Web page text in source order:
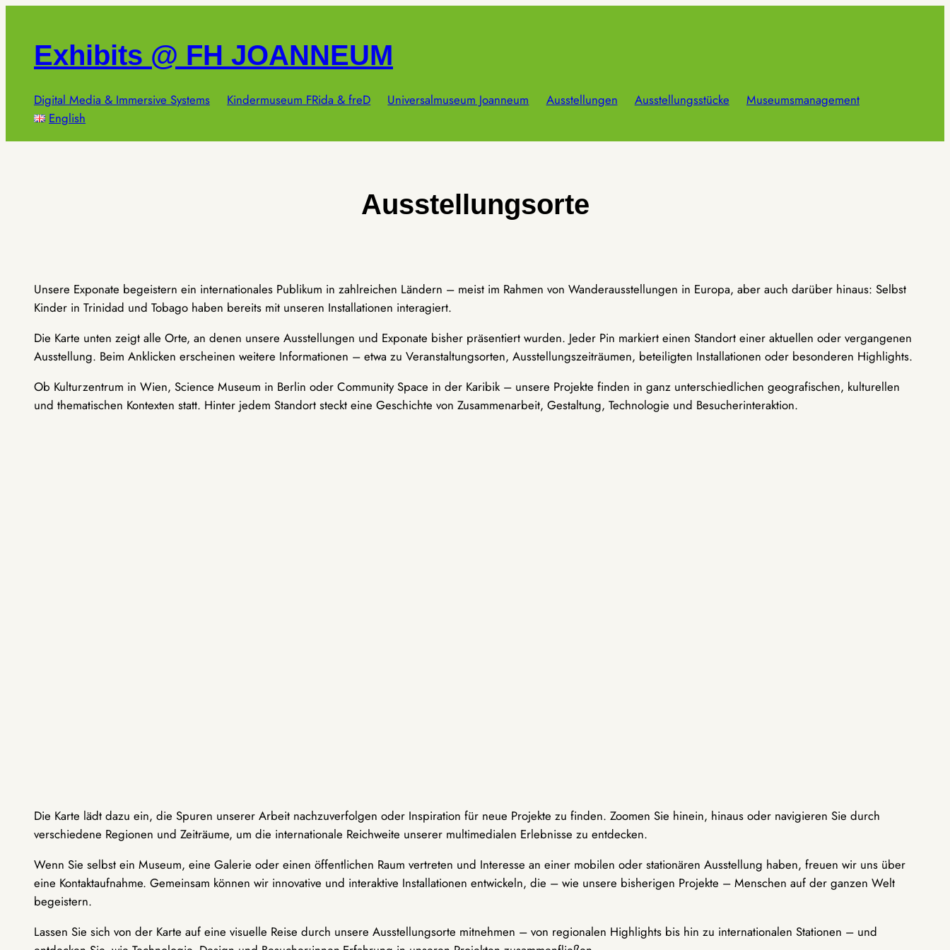
springenExhibits @ FH JOANNEUM
Digital Media & Immersive Systems Kindermuseum FRida & freD Universalmuseum Joanneum Ausstellungen Ausstellungsstücke
Museumsmanagement
English
Ausstellungsorte
Unsere Exponate begeistern ein internationales Publikum in zahlreichen Ländern – meist im Rahmen von Wanderausstellungen in Europa, aber auch darüber hinaus: Selbst
Kinder in Trinidad und Tobago haben bereits mit unseren Installationen interagiert.
Die Karte unten zeigt alle Orte, an denen unsere Ausstellungen und Exponate bisher präsentiert wurden. Jeder Pin markiert einen Standort einer aktuellen oder vergangenen
Ausstellung. Beim Anklicken erscheinen weitere Informationen – etwa zu Veranstaltungsorten, Ausstellungszeiträumen, beteiligten Installationen oder besonderen Highlights.
Ob Kulturzentrum in Wien, Science Museum in Berlin oder Community Space in der Karibik – unsere Projekte finden in ganz unterschiedlichen geografischen, kulturellen
und thematischen Kontexten statt. Hinter jedem Standort steckt eine Geschichte von Zusammenarbeit, Gestaltung, Technologie und Besucherinteraktion.
Die Karte lädt dazu ein, die Spuren unserer Arbeit nachzuverfolgen oder Inspiration für neue Projekte zu finden. Zoomen Sie hinein, hinaus oder navigieren Sie durch
verschiedene Regionen und Zeiträume, um die internationale Reichweite unserer multimedialen Erlebnisse zu entdecken.
Wenn Sie selbst ein Museum, eine Galerie oder einen öffentlichen Raum vertreten und Interesse an einer mobilen oder stationären Ausstellung haben, freuen wir uns über
eine Kontaktaufnahme. Gemeinsam können wir innovative und interaktive Installationen entwickeln, die – wie unsere bisherigen Projekte – Menschen auf der ganzen Welt
begeistern.
Lassen Sie sich von der Karte auf eine visuelle Reise durch unsere Ausstellungsorte mitnehmen – von regionalen Highlights bis hin zu internationalen Stationen – und